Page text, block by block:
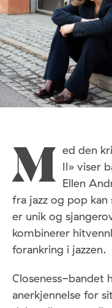
M ed den
II» viser
Ellen
fra jazz og pop
er unik og
kombinerer
forankring i jazzen.
Closeness-bandet
anerkjennelse for